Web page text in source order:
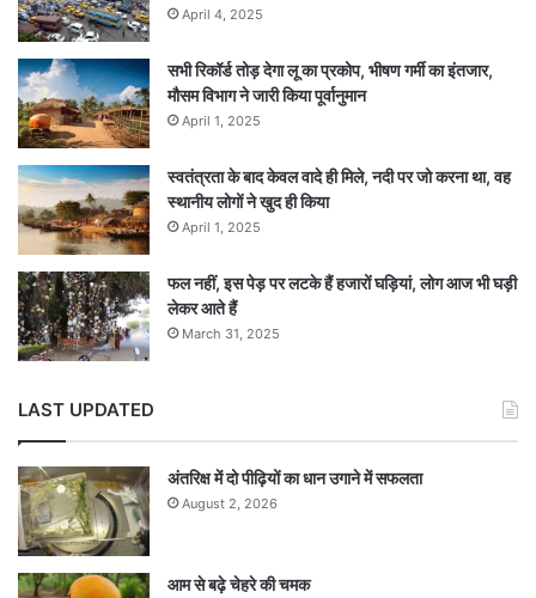
April 4, 2025
सभी रिकॉर्ड तोड़ देगा लू का प्रकोप, भीषण गर्मी का इंतजार,
मौसम विभाग ने जारी किया पूर्वानुमान
April 1, 2025
स्वतंत्रता के बाद केवल वादे ही मिले, नदी पर जो करना था, वह
स्थानीय लोगों ने खुद ही किया
April 1, 2025
फल नहीं, इस पेड़ पर लटके हैं हजारों घड़ियां, लोग आज भी घड़ी
लेकर आते हैं
March 31, 2025
LAST UPDATED
अंतरिक्ष में दो पीढ़ियों का धान उगाने में सफलता
August 2, 2026
आम से बढ़े चेहरे की चमक